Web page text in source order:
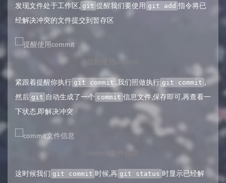
发现文件处于工作区, git 提醒我们要使用 git add 指令将已
经解决冲突的文件提交到暂存区
提醒使用commit
紧跟着提醒你执行 git commit ,我们照做执行 git commit ,
然后 git 自动生成了一个 commit 信息文件,保存即可,再查看一
下状态,即解决冲突
commit文件信息
这时候我们 git commit 时候,再 git status 时显示已经解